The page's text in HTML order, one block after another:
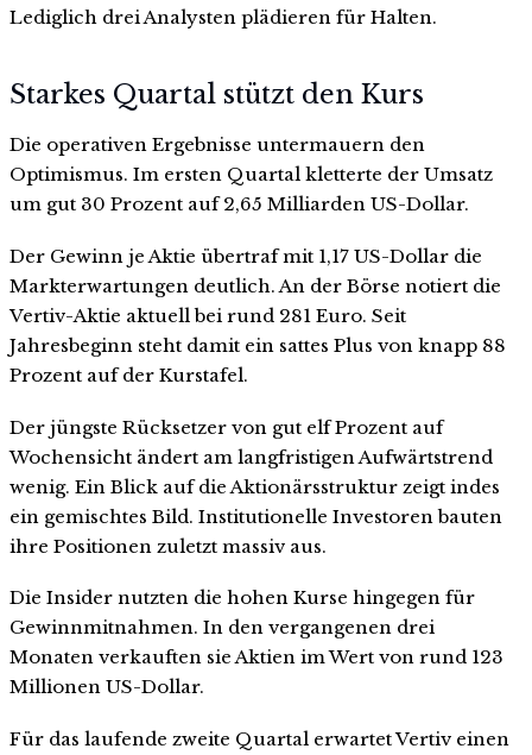
Lediglich drei Analysten plädieren für Halten.
Starkes Quartal stützt den Kurs
Die operativen Ergebnisse untermauern den
Optimismus. Im ersten Quartal kletterte der Umsatz
um gut 30 Prozent auf 2,65 Milliarden US-Dollar.
Der Gewinn je Aktie übertraf mit 1,17 US-Dollar die
Markterwartungen deutlich. An der Börse notiert die
Vertiv-Aktie aktuell bei rund 281 Euro. Seit
Jahresbeginn steht damit ein sattes Plus von knapp 88
Prozent auf der Kurstafel.
Der jüngste Rücksetzer von gut elf Prozent auf
Wochensicht ändert am langfristigen Aufwärtstrend
wenig. Ein Blick auf die Aktionärsstruktur zeigt indes
ein gemischtes Bild. Institutionelle Investoren bauten
ihre Positionen zuletzt massiv aus.
Die Insider nutzten die hohen Kurse hingegen für
Gewinnmitnahmen. In den vergangenen drei
Monaten verkauften sie Aktien im Wert von rund 123
Millionen US-Dollar.
Für das laufende zweite Quartal erwartet Vertiv einen